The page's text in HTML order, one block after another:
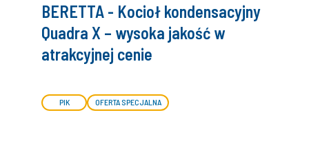
BERETTA - Kocioł kondensacyjny
Quadra X – wysoka jakość w
atrakcyjnej cenie
PIK OFERTA SPECJALNA